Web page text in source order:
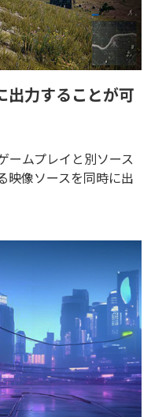
出力することが可
ームプレイと別ソース
映像ソースを同時に出